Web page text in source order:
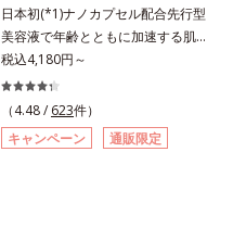
日本初(*1)ナノカプセル配合先行型
美容液で年齢とともに加速する肌悩
み(*2)にブレーキを。スキンケアの
打ち止め感に。年齢とともに加速す
る肌悩み(*2)にブレーキをかけ、化
粧水前の土台(*3)づくりで、うるお
いに満ち満ちた内側から弾むような
税込4,180円～
（4.48 / 623件）
キャンペーン
通販限定